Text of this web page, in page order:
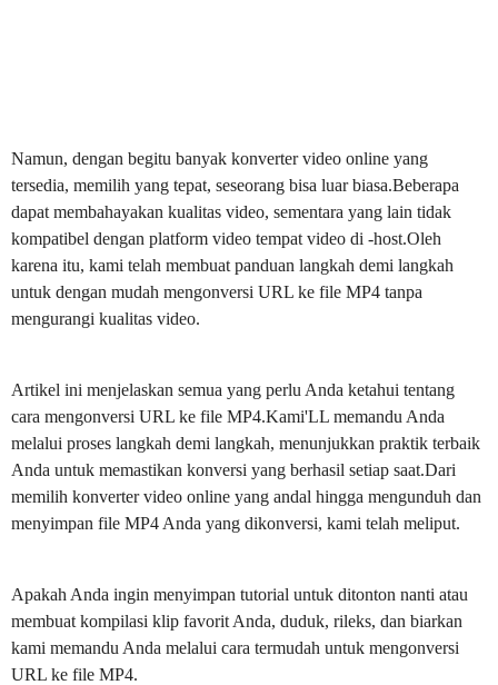
Namun, dengan begitu banyak konverter video online yang
tersedia, memilih yang tepat, seseorang bisa luar biasa.Beberapa
dapat membahayakan kualitas video, sementara yang lain tidak
kompatibel dengan platform video tempat video di -host.Oleh
karena itu, kami telah membuat panduan langkah demi langkah
untuk dengan mudah mengonversi URL ke file MP4 tanpa
mengurangi kualitas video.
Artikel ini menjelaskan semua yang perlu Anda ketahui tentang
cara mengonversi URL ke file MP4.Kami'LL memandu Anda
melalui proses langkah demi langkah, menunjukkan praktik terbaik
Anda untuk memastikan konversi yang berhasil setiap saat.Dari
memilih konverter video online yang andal hingga mengunduh dan
menyimpan file MP4 Anda yang dikonversi, kami telah meliput.
Apakah Anda ingin menyimpan tutorial untuk ditonton nanti atau
membuat kompilasi klip favorit Anda, duduk, rileks, dan biarkan
kami memandu Anda melalui cara termudah untuk mengonversi
URL ke file MP4.